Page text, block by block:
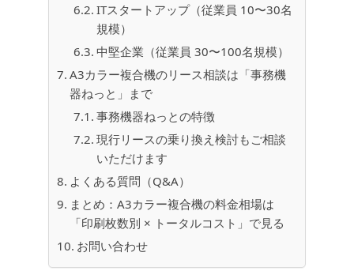
ITスタートアップ（従業員 10〜30名
規模）
中堅企業（従業員 30〜100名規模）
A3カラー複合機のリース相談は「事務機
器ねっと」まで
事務機器ねっとの特徴
現行リースの乗り換え検討もご相談
いただけます
よくある質問（Q&A）
まとめ：A3カラー複合機の料金相場は
「印刷枚数別 × トータルコスト」で見る
お問い合わせ